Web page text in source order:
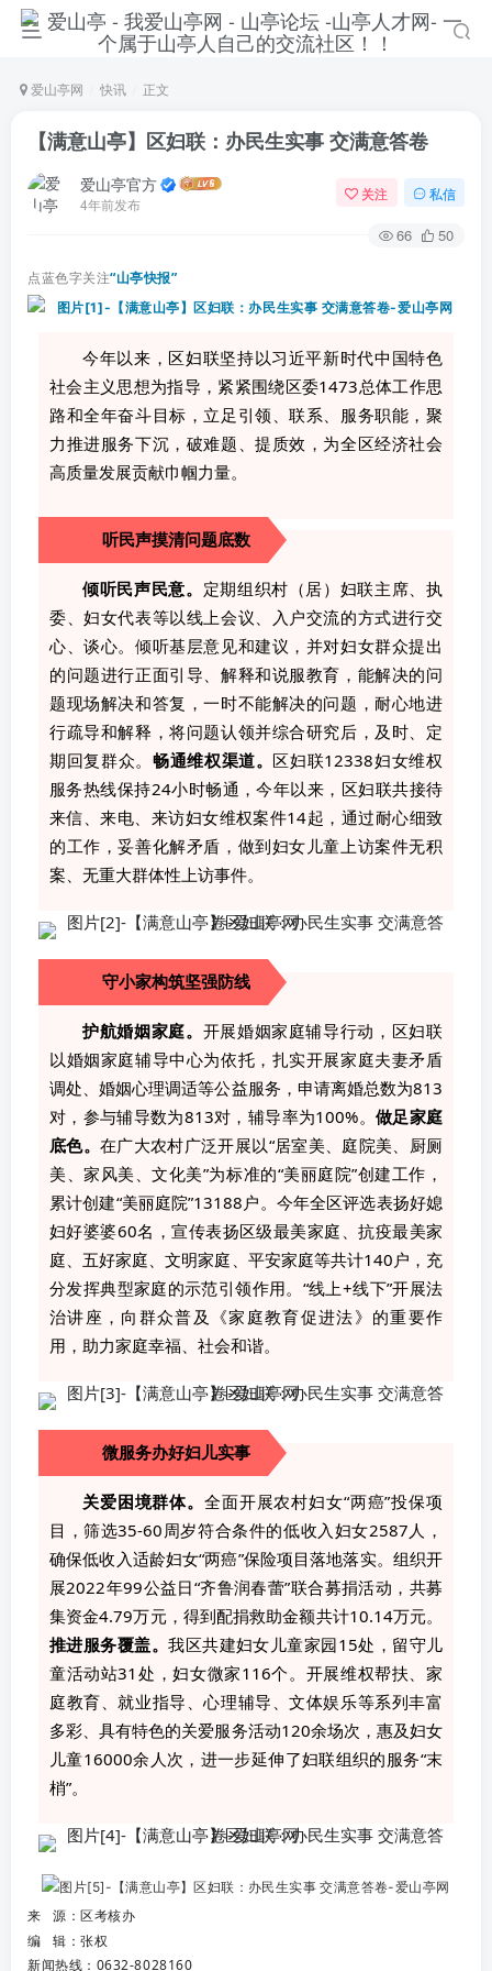
爱山亭网 快讯 正文
【满意山亭】区妇联：办民生实事 交满意答卷
爱山亭官方
4年前发布
关注 私信
66 50
点蓝色字关注“山亭快报”
今年以来，区妇联坚持以习近平新时代中国特色
社会主义思想为指导，紧紧围绕区委1473总体工作思
路和全年奋斗目标，立足引领、联系、服务职能，聚
力推进服务下沉，破难题、提质效，为全区经济社会
高质量发展贡献巾帼力量。
听民声摸清问题底数
倾听民声民意。 定期组织村（居）妇联主席、执
委、妇女代表等以线上会议、入户交流的方式进行交
心、谈心。倾听基层意见和建议，并对妇女群众提出
的问题进行正面引导、解释和说服教育，能解决的问
题现场解决和答复，一时不能解决的问题，耐心地进
行疏导和解释，将问题认领并综合研究后，及时、定
期回复群众。 畅通维权渠道。 区妇联12338妇女维权
服务热线保持24小时畅通，今年以来，区妇联共接待
来信、来电、来访妇女维权案件14起，通过耐心细致
的工作，妥善化解矛盾，做到妇女儿童上访案件无积
案、无重大群体性上访事件。
守小家构筑坚强防线
护航婚姻家庭。 开展婚姻家庭辅导行动，区妇联
以婚姻家庭辅导中心为依托，扎实开展家庭夫妻矛盾
调处、婚姻心理调适等公益服务，申请离婚总数为813
对，参与辅导数为813对，辅导率为100%。 做足家庭
底色。在广大农村广泛开展以“居室美、庭院美、厨厕
美、家风美、文化美”为标准的“美丽庭院”创建工作，
累计创建“美丽庭院”13188户。今年全区评选表扬好媳
妇好婆婆60名，宣传表扬区级最美家庭、抗疫最美家
庭、五好家庭、文明家庭、平安家庭等共计140户，充
分发挥典型家庭的示范引领作用。“线上+线下”开展法
治讲座，向群众普及《家庭教育促进法》的重要作
用，助力家庭幸福、社会和谐。
微服务办好妇儿实事
关爱困境群体。 全面开展农村妇女“两癌”投保项
目，筛选35-60周岁符合条件的低收入妇女2587人，
确保低收入适龄妇女“两癌”保险项目落地落实。组织开
展2022年99公益日“齐鲁润春蕾”联合募捐活动，共募
集资金4.79万元，得到配捐救助金额共计10.14万元。
推进服务覆盖。我区共建妇女儿童家园15处，留守儿
童活动站31处，妇女微家116个。开展维权帮扶、家
庭教育、就业指导、心理辅导、文体娱乐等系列丰富
多彩、具有特色的关爱服务活动120余场次，惠及妇女
儿童16000余人次，进一步延伸了妇联组织的服务“末
梢”。
来 源：区考核办
编 辑：张权
新闻热线：0632-8028160